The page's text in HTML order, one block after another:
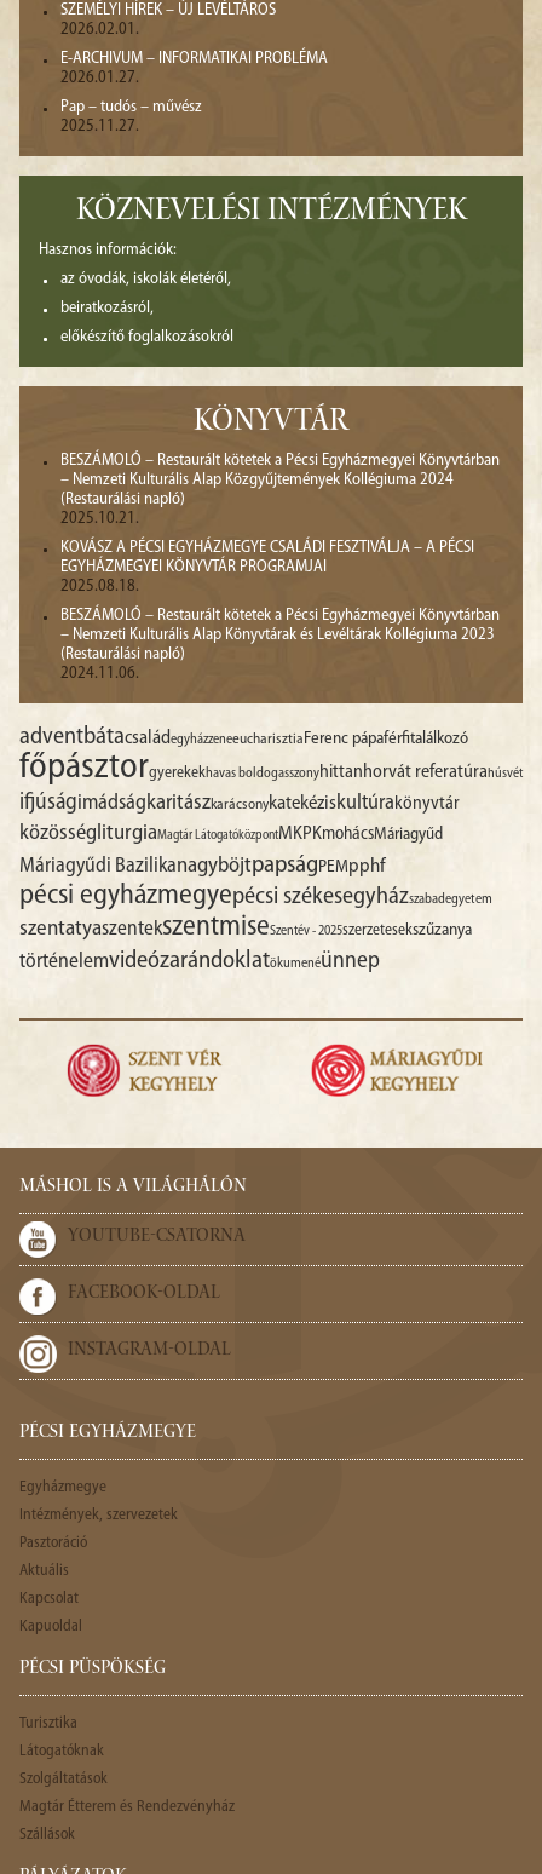
SZEMÉLYI HÍREK – ÚJ LEVÉLTÁROS
2026.02.01.
E-ARCHIVUM – INFORMATIKAI PROBLÉMA
2026.01.27.
Pap – tudós – művész
2025.11.27.
KÖZNEVELÉSI INTÉZMÉNYEK
Hasznos információk:
az óvodák, iskolák életéről,
beiratkozásról,
előkészítő foglalkozásokról
KÖNYVTÁR
BESZÁMOLÓ – Restaurált kötetek a Pécsi Egyházmegyei Könyvtárban
– Nemzeti Kulturális Alap Közgyűjtemények Kollégiuma 2024
(Restaurálási napló)
2025.10.21.
KOVÁSZ A PÉCSI EGYHÁZMEGYE CSALÁDI FESZTIVÁLJA – A PÉCSI
EGYHÁZMEGYEI KÖNYVTÁR PROGRAMJAI
2025.08.18.
BESZÁMOLÓ – Restaurált kötetek a Pécsi Egyházmegyei Könyvtárban
– Nemzeti Kulturális Alap Könyvtárak és Levéltárak Kollégiuma 2023
(Restaurálási napló)
2024.11.06.
adventbátacsaládegyházzeneeucharisztiaFerenc pápaférfitalálkozó
főpásztorgyerekekhavas boldogasszonyhittanhorvát referatúrahúsvét
ifjúságimádságkaritászkarácsonykatekéziskultúrakönyvtár
közösségliturgiaMagtár LátogatóközpontMKPKmohácsMáriagyűd
Máriagyűdi BazilikanagyböjtpapságPEMpphf
pécsi egyházmegyepécsi székesegyházszabadegyetem
szentatyaszentekszentmiseSzentév - 2025szerzetesekszűzanya
történelemvideózarándoklatökumenéünnep
MÁSHOL IS A VILÁGHÁLÓN
YOUTUBE-CSATORNA
FACEBOOK-OLDAL
INSTAGRAM-OLDAL
PÉCSI EGYHÁZMEGYE
Egyházmegye
Intézmények, szervezetek
Pasztoráció
Aktuális
Kapcsolat
Kapuoldal
PÉCSI PÜSPÖKSÉG
Turisztika
Látogatóknak
Szolgáltatások
Magtár Étterem és Rendezvényház
Szállások